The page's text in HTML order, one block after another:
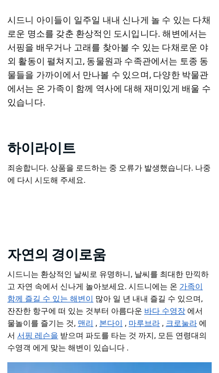
시드니 아이들이 일주일 내내 신나게 놀 수 있는 다채
로운 명소를 갖춘 환상적인 도시입니다. 해변에서는
서핑을 배우거나 고래를 찾아볼 수 있는 다채로운 야
외 활동이 펼쳐지고, 동물원과 수족관에서는 토종 동
물들을 가까이에서 만나볼 수 있으며, 다양한 박물관
에서는 온 가족이 함께 역사에 대해 재미있게 배울 수
있습니다.
하이라이트
죄송합니다. 상품을 로드하는 중 오류가 발생했습니다. 나중
에 다시 시도해 주세요.
자연의 경이로움
시드니는 환상적인 날씨로 유명하니, 날씨를 최대한 만끽하
고 자연 속에서 신나게 놀아보세요. 시드니에는 온 가족이
함께 즐길 수 있는 해변이
많아 일 년 내내 즐길 수 있으며,
잔잔한 항구에 떠 있는 것부터 아름다운 바다 수영장 에서
물놀이를 즐기는 것, 맨리 , 본다이 , 마루브라 , 크로눌라 에
서 서핑 레슨을 받으며 파도를 타는 것 까지, 모든 연령대의
수영객 에게 맞는 해변이 있습니다 .